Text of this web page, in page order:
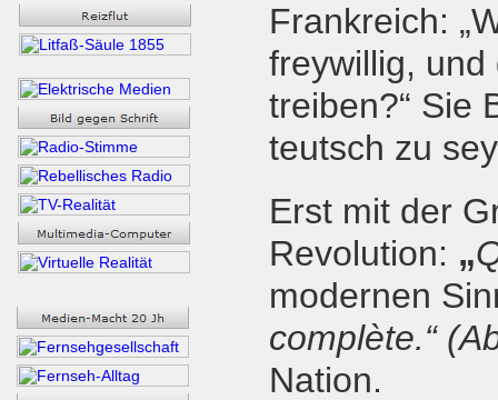
Frankreich:
freywillig, und
treiben?“ Sie
teutsch zu
Erst mit der
Revolution: „
modernen
complète.“
Nation.